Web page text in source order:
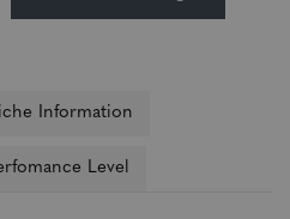
Information
Level